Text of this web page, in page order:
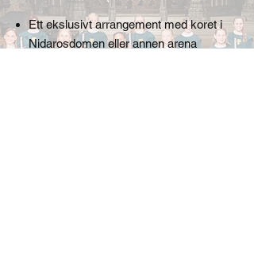
Ett ekslusivt arrangement med koret i
Nidarosdomen eller annen arena